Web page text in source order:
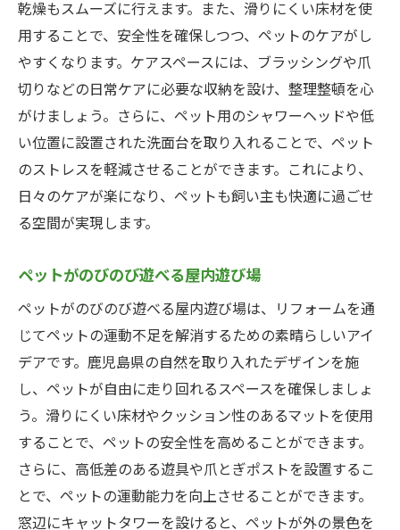
乾燥もスムーズに行えます。また、滑りにくい床材を使
用することで、安全性を確保しつつ、ペットのケアがし
やすくなります。ケアスペースには、ブラッシングや爪
切りなどの日常ケアに必要な収納を設け、整理整頓を心
がけましょう。さらに、ペット用のシャワーヘッドや低
い位置に設置された洗面台を取り入れることで、ペット
のストレスを軽減させることができます。これにより、
日々のケアが楽になり、ペットも飼い主も快適に過ごせ
る空間が実現します。
ペットがのびのび遊べる屋内遊び場
ペットがのびのび遊べる屋内遊び場は、リフォームを通
じてペットの運動不足を解消するための素晴らしいアイ
デアです。鹿児島県の自然を取り入れたデザインを施
し、ペットが自由に走り回れるスペースを確保しましょ
う。滑りにくい床材やクッション性のあるマットを使用
することで、ペットの安全性を高めることができます。
さらに、高低差のある遊具や爪とぎポストを設置するこ
とで、ペットの運動能力を向上させることができます。
窓辺にキャットタワーを設けると、ペットが外の景色を